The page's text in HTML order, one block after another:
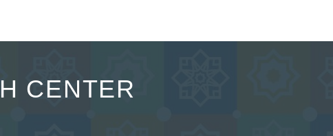
CENTER